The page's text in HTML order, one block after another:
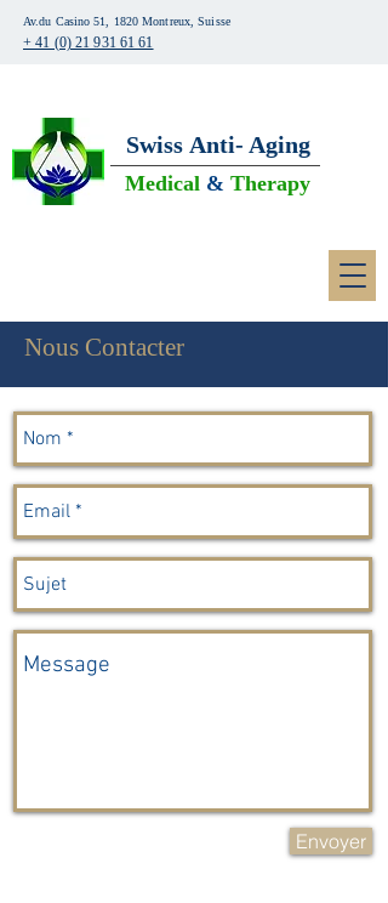
Av.du Casino 51, 1820 Montreux, Suisse
+ 41 (0) 21 931 61 61
Swiss Anti- Aging
Medical & Therapy
Nous Contacter
Envoyer